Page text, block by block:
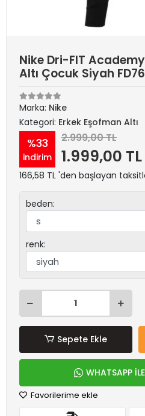
Nike Dri-FIT
Altı Çocuk Siyah
Marka: Nike
Kategori: Erkek Eşofman Altı
%33
indirim
2.999,00 TL
1.999,00 TL
166,58 TL 'den başlayan
beden:
renk:
Sepete Ekle
WHATSAPP
Favorilerime ekle